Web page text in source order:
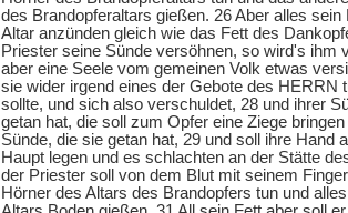
des Brandopferaltars gießen. 26 Aber alles sein
Altar anzünden gleich wie das Fett des
Priester seine Sünde versöhnen, so wird's ihm
aber eine Seele vom gemeinen Volk etwas
sie wider irgend eines der Gebote des HERRN
sollte, und sich also verschuldet, 28 und ihrer
getan hat, die soll zum Opfer eine Ziege
Sünde, die sie getan hat, 29 und soll ihre Hand
Haupt legen und es schlachten an der Stätte
der Priester soll von dem Blut mit seinem
Hörner des Altars des Brandopfers tun und